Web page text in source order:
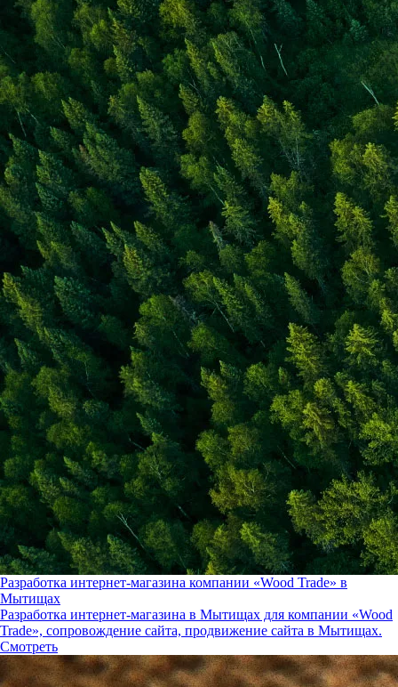
Разработка интернет-магазина компании «Wood Trade» в
Мытищах
Разработка интернет-магазина в Мытищах для компании «Wood
Trade», сопровождение сайта, продвижение сайта в Мытищах.
Смотреть